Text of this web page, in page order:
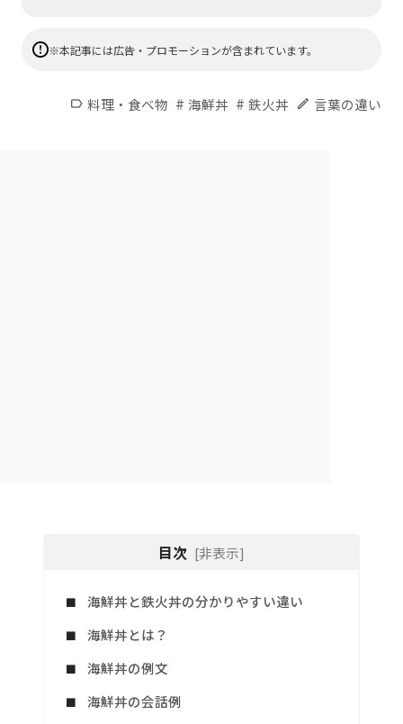
※本記事には広告・プロモーションが含まれています。
label 料理・食べ物 # 海鮮丼 # 鉄火丼 edit 言葉の違い
目次 [非表示]
海鮮丼と鉄火丼の分かりやすい違い
海鮮丼とは？
海鮮丼の例文
海鮮丼の会話例